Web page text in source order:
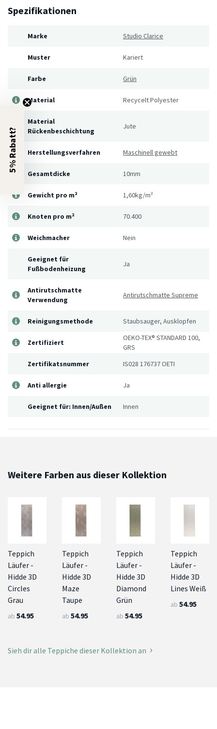
Spezifikationen
Marke Studio Clarice
Muster Kariert
Farbe Grün
Material Recycelt Polyester
Material
Rückenbeschichtung
Jute
Herstellungsverfahren Maschinell gewebt
Gesamtdicke 10mm
Gewicht pro m² 1,60kg/m²
Knoten pro m² 70.400
Weichmacher Nein
Geeignet für
Fußbodenheizung
Ja
Antirutschmatte
Verwendung
Antirutschmatte Supreme
Reinigungsmethode Staubsauger, Ausklopfen
Zertifiziert
OEKO-TEX® STANDARD 100,
GRS
Zertifikatsnummer
IS028 176737 OETI
Anti allergie Ja
Geeignet für: Innen/Außen Innen
Weitere Farben aus dieser Kollektion
Teppich
Läufer -
Hidde 3D
Circles
Grau
ab 54.95
Teppich
Läufer -
Hidde 3D
Maze
Taupe
ab 54.95
Teppich
Läufer -
Hidde 3D
Diamond
Grün
ab 54.95
Teppich
Läufer -
Hidde 3D
Lines Weiß
ab 54.95
Sieh dir alle Teppiche dieser Kollektion an
5% Rabatt?